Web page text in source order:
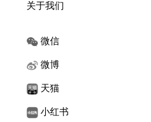
关于我们
微信
微博
天猫
小红书